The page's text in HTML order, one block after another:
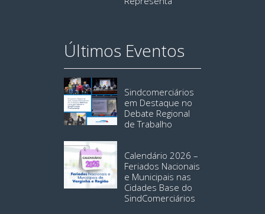
Últimos Eventos
Sindcomerciários
em Destaque no
Debate Regional
de Trabalho
Calendário 2026 –
Feriados Nacionais
e Municipais nas
Cidades Base do
SindComerciários